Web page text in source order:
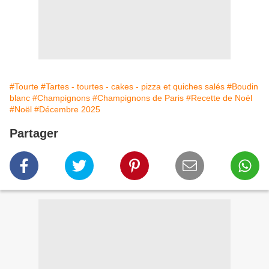
#Tourte #Tartes - tourtes - cakes - pizza et quiches salés #Boudin
blanc #Champignons #Champignons de Paris #Recette de Noël
#Noël #Décembre 2025
Partager